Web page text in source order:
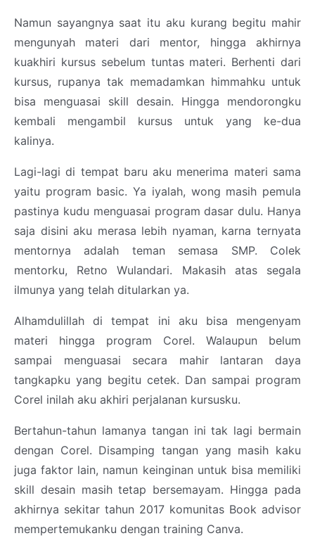
Namun sayangnya saat itu aku kurang begitu mahir
mengunyah materi dari mentor, hingga akhirnya
kuakhiri kursus sebelum tuntas materi. Berhenti dari
kursus, rupanya tak memadamkan himmahku untuk
bisa menguasai skill desain. Hingga mendorongku
kembali mengambil kursus untuk yang ke-dua
kalinya.
Lagi-lagi di tempat baru aku menerima materi sama
yaitu program basic. Ya iyalah, wong masih pemula
pastinya kudu menguasai program dasar dulu. Hanya
saja disini aku merasa lebih nyaman, karna ternyata
mentornya adalah teman semasa SMP. Colek
mentorku, Retno Wulandari. Makasih atas segala
ilmunya yang telah ditularkan ya.
Alhamdulillah di tempat ini aku bisa mengenyam
materi hingga program Corel. Walaupun belum
sampai menguasai secara mahir lantaran daya
tangkapku yang begitu cetek. Dan sampai program
Corel inilah aku akhiri perjalanan kursusku.
Bertahun-tahun lamanya tangan ini tak lagi bermain
dengan Corel. Disamping tangan yang masih kaku
juga faktor lain, namun keinginan untuk bisa memiliki
skill desain masih tetap bersemayam. Hingga pada
akhirnya sekitar tahun 2017 komunitas Book advisor
mempertemukanku dengan training Canva.